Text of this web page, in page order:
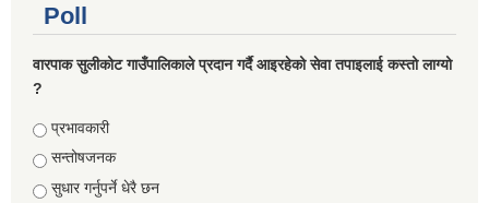
Poll
वारपाक सुलीकोट गाउँपालिकाले प्रदान गर्दै आइरहेको सेवा तपाइलाई कस्तो लाग्यो
?
Choices
प्रभावकारी
सन्तोषजनक
सुधार गर्नुपर्ने धेरै छन